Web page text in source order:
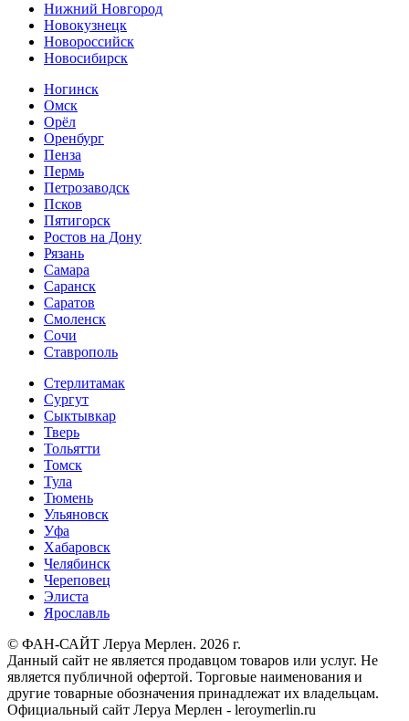
Нижний Новгород
Новокузнецк
Новороссийск
Новосибирск
Ногинск
Омск
Орёл
Оренбург
Пенза
Пермь
Петрозаводск
Псков
Пятигорск
Ростов на Дону
Рязань
Самара
Саранск
Саратов
Смоленск
Сочи
Ставрополь
Стерлитамак
Сургут
Сыктывкар
Тверь
Тольятти
Томск
Тула
Тюмень
Ульяновск
Уфа
Хабаровск
Челябинск
Череповец
Элиста
Ярославль
© ФАН-САЙТ Леруа Мерлен. 2026 г.
Данный сайт не является продавцом товаров или услуг. Не
является публичной офертой. Торговые наименования и
другие товарные обозначения принадлежат их владельцам.
Официальный сайт Леруа Мерлен - leroymerlin.ru